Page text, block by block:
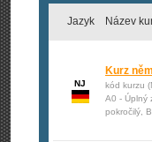
Jazyk Název
NJ
Kurz
kód kurzu
A0 - Úplný
pokročilý,